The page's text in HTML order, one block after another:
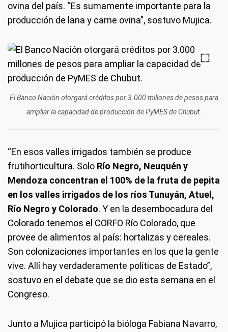
ovina del país. “Es sumamente importante para la
producción de lana y carne ovina”, sostuvo Mujica.
El Banco Nación otorgará créditos por 3.000 millones de pesos para
ampliar la capacidad de producción de PyMES de Chubut.
“En esos valles irrigados también se produce
frutihorticultura. Solo Río Negro, Neuquén y
Mendoza concentran el 100% de la fruta de pepita
en los valles irrigados de los ríos Tunuyán, Atuel,
Río Negro y Colorado. Y en la desembocadura del
Colorado tenemos el CORFO Río Colorado, que
provee de alimentos al país: hortalizas y cereales.
Son colonizaciones importantes en los que la gente
vive. Allí hay verdaderamente políticas de Estado”,
sostuvo en el debate que se dio esta semana en el
Congreso.
Junto a Mujica participó la bióloga Fabiana Navarro,